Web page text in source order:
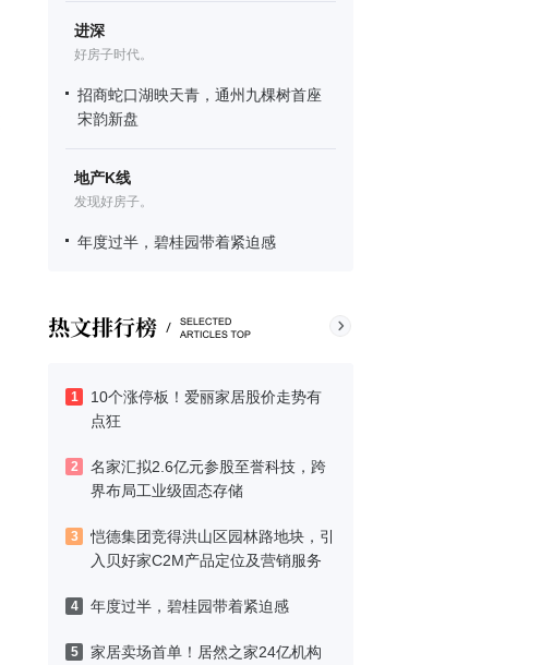
进深
好房子时代。
招商蛇口湖映天青，通州九棵树首座
宋韵新盘
地产K线
发现好房子。
年度过半，碧桂园带着紧迫感
1
10个涨停板！爱丽家居股价走势有
点狂
2
名家汇拟2.6亿元参股至誉科技，跨
界布局工业级固态存储
3
恺德集团竞得洪山区园林路地块，引
入贝好家C2M产品定位及营销服务
4 年度过半，碧桂园带着紧迫感
5
家居卖场首单！居然之家24亿机构